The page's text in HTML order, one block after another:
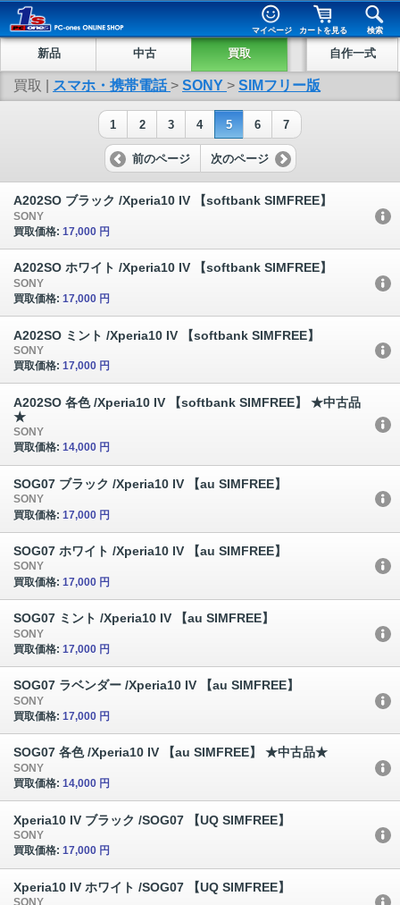
マイページ カートを見る 検索
新品 中古 買取 自作一式
買取 | スマホ・携帯電話 > SONY > SIMフリー版
1 2 3 4 5 6 7
前のページ 次のページ
A202SO ブラック /Xperia10 IV 【softbank SIMFREE】
SONY
買取価格: 17,000 円
A202SO ホワイト /Xperia10 IV 【softbank SIMFREE】
SONY
買取価格: 17,000 円
A202SO ミント /Xperia10 IV 【softbank SIMFREE】
SONY
買取価格: 17,000 円
A202SO 各色 /Xperia10 IV 【softbank SIMFREE】 ★中古品
★
SONY
買取価格: 14,000 円
SOG07 ブラック /Xperia10 IV 【au SIMFREE】
SONY
買取価格: 17,000 円
SOG07 ホワイト /Xperia10 IV 【au SIMFREE】
SONY
買取価格: 17,000 円
SOG07 ミント /Xperia10 IV 【au SIMFREE】
SONY
買取価格: 17,000 円
SOG07 ラベンダー /Xperia10 IV 【au SIMFREE】
SONY
買取価格: 17,000 円
SOG07 各色 /Xperia10 IV 【au SIMFREE】 ★中古品★
SONY
買取価格: 14,000 円
Xperia10 IV ブラック /SOG07 【UQ SIMFREE】
SONY
買取価格: 17,000 円
Xperia10 IV ホワイト /SOG07 【UQ SIMFREE】
SONY